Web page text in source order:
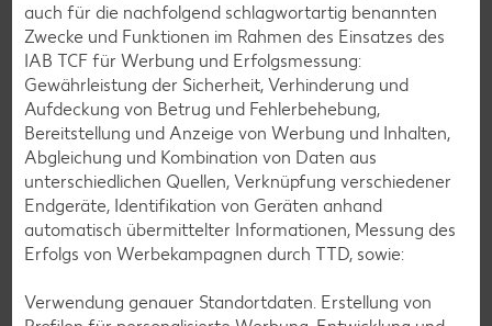
Familienausflug: Entdeckungstour im
Winterwald
Wie verhalten sich Waldtiere und -pflanzen im Winter?
Gehe mit deinen Kindern auf Entdeckungstour. Wir haben
Tipps, wie du mit einfachen Mitteln aus einem langweiligen
Spaziergang ein spannendes Winterabenteuer machen
kannst.
Zum FamilienMoment
auch für die nachfolgend schlagwortartig benannten
Zwecke und Funktionen im Rahmen des Einsatzes des
IAB TCF für Werbung und Erfolgsmessung:
Gewährleistung der Sicherheit, Verhinderung und
Aufdeckung von Betrug und Fehlerbehebung,
Bereitstellung und Anzeige von Werbung und Inhalten,
Abgleichung und Kombination von Daten aus
unterschiedlichen Quellen, Verknüpfung verschiedener
Endgeräte, Identifikation von Geräten anhand
automatisch übermittelter Informationen, Messung des
Erfolgs von Werbekampagnen durch TTD, sowie:
Verwendung genauer Standortdaten. Erstellung von